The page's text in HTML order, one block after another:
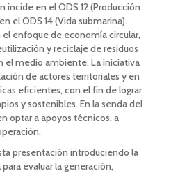
incide en el ODS 12 (Producción
el ODS 14 (Vida submarina).
el enfoque de economía circular,
y reciclaje de residuos
el medio ambiente. La iniciativa
de actores territoriales y en
eficientes, con el fin de lograr
y sostenibles. En la senda del
optar a apoyos técnicos, a
presentación introduciendo la
evaluar la generación,